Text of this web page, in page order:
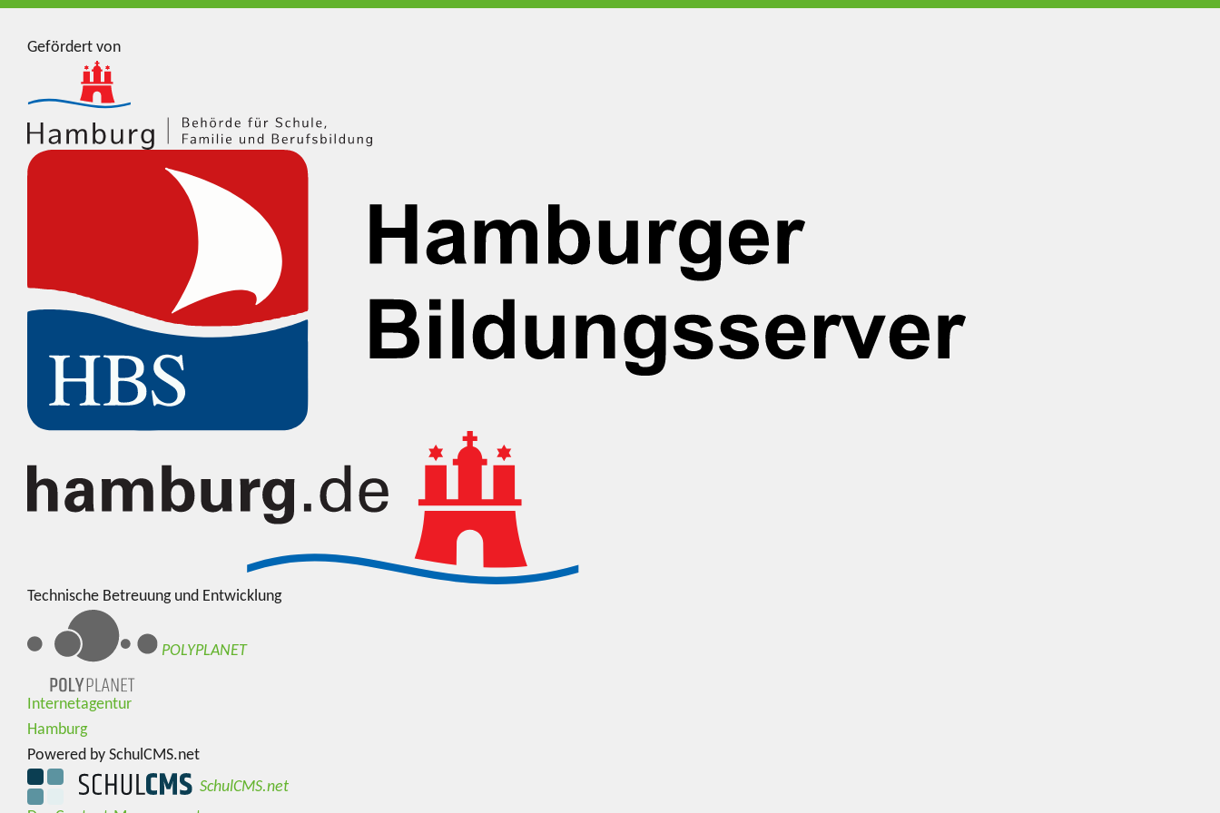
Gefördert von
Technische Betreuung und Entwicklung
POLYPLANET
Internetagentur
Hamburg
Powered by SchulCMS.net
SchulCMS.net